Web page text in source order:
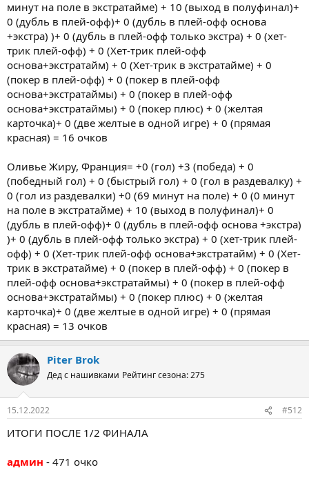
минут на поле в экстратайме) + 10 (выход в полуфинал)+
0 (дубль в плей-офф)+ 0 (дубль в плей-офф основа
+экстра) )+ 0 (дубль в плей-офф только экстра) + 0 (хет-
трик плей-офф) + 0 (Хет-трик плей-офф
основа+экстратайм) + 0 (Хет-трик в экстратайме) + 0
(покер в плей-офф) + 0 (покер в плей-офф
основа+экстратаймы) + 0 (покер в плей-офф
основа+экстратаймы) + 0 (покер плюс) + 0 (желтая
карточка)+ 0 (две желтые в одной игре) + 0 (прямая
красная) = 16 очков
Оливье Жиру, Франция= +0 (гол) +3 (победа) + 0
(победный гол) + 0 (быстрый гол) + 0 (гол в раздевалку) +
0 (гол из раздевалки) +0 (69 минут на поле) + 0 (0 минут
на поле в экстратайме) + 10 (выход в полуфинал)+ 0
(дубль в плей-офф)+ 0 (дубль в плей-офф основа +экстра)
)+ 0 (дубль в плей-офф только экстра) + 0 (хет-трик плей-
офф) + 0 (Хет-трик плей-офф основа+экстратайм) + 0 (Хет-
трик в экстратайме) + 0 (покер в плей-офф) + 0 (покер в
плей-офф основа+экстратаймы) + 0 (покер в плей-офф
основа+экстратаймы) + 0 (покер плюс) + 0 (желтая
карточка)+ 0 (две желтые в одной игре) + 0 (прямая
красная) = 13 очков
Piter Brok
Дед с нашивками Рейтинг сезона: 275
15.12.2022 #512
ИТОГИ ПОСЛЕ 1/2 ФИНАЛА
админ - 471 очко